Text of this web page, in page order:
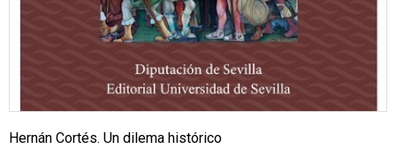
Hernán Cortés. Un dilema histórico